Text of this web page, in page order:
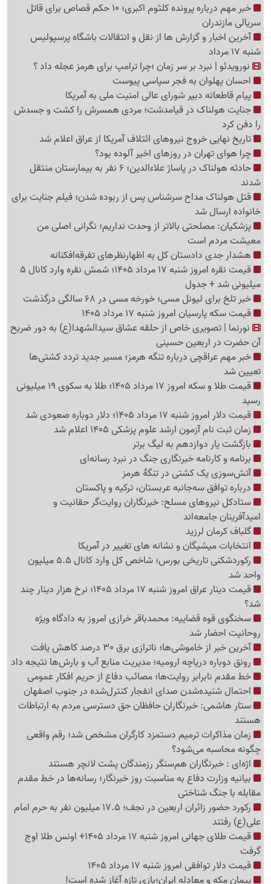
خبر مهم درباره پرونده کلثوم اکبری؛ 10 حکم قصاص برای قاتل
سریالی مازندران
آخرین اخبار و گزارش ها از نقل و انتقالات باشگاه پرسپولیس
شنبه 17 مرداد
نورویدئو | نبرد بر سر زمان ؛چرا ترامپ برای هرمز عجله داد ؟
احسان پهلوان به فجر سپاسی پیوست
پیام قاطعانه دبیر شورای عالی امنیت ملی به آمریکا
جنایت هولناک در قیامدشت؛ مردی همسرش را کشت و جسدش
را دفن کرد
تاریخ نهایی خروج نیروهای ائتلاف آمریکا از عراق اعلام شد
چرا هوای تهران در روزهای اخیر آلوده بود؟
حادثه هولناک در پاساژ علاءالدین؛ 6 نفر به بیمارستان منتقل
شدند
قتل هولناک مداح سرشناس پس از ربوده شدن؛ فیلم جنایت برای
خانواده ارسال شد
پزشکیان: مصلحتی بالاتر از وحدت نداریم؛ نگرانی اصلی من
معیشت مردم است
هشدار جدی دادستان کل به اظهارنظرهای تفرقه‌افکنانه
قیمت نقره امروز شنبه 17 مرداد 1405؛ شمش نقره وارد کانال 5
میلیونی شد + جدول
خبر تلخ برای لیونل مسی؛ خورخه مسی در 68 سالگی درگذشت
قیمت سکه پارسیان امروز شنبه 17 مرداد 1405
نورنما | تصویری خاص از حلقه عشاق سیدالشهدا(ع) به دور ضریح
آن حضرت در اربعین حسینی
خبر مهم عراقچی درباره تنگه هرمز؛ مسیر جدید تردد کشتی‌ها
تعیین شد
قیمت طلا و سکه امروز 17 مرداد 1405؛ طلا به سکوی 19 میلیونی
رسید
قیمت دلار امروز شنبه 17 مرداد 1405؛ دلار دوباره صعودی شد
زمان ثبت نام آزمون ارشد علوم پزشکی 1405 اعلام شد
بازگشت یار دوازدهم به لیگ برتر
برنامه و کارنامه خبرنگاری جنگ در نبرد رسانه‌ای
آتش‌سوزی یک کشتی در تنگهٔ هرمز
درباره توافق سه‌جانبه عربستان، ترکیه و پاکستان
ستادکل نیروهای مسلح: خبرنگاران روایت‌گر حقانیت و
امیدآفرینان جامعه‌اند
گلباف کرمان لرزید
انتخابات میشیگان و نشانه های تغییر در آمریکا
رکوردشکنی تاریخی بورس؛ شاخص کل وارد کانال 5.5 میلیون
واحد شد
قیمت دینار عراق امروز شنبه 17 مرداد 1405؛ نرخ هزار دینار چند
شد؟
سخنگوی قوه قضاییه: محمدباقر خرازی امروز به دادگاه ویژه
روحانیت احضار شد
آخرین خبر از خاموشی‌ها؛ ناترازی برق 30 درصد کاهش یافت
رونق دوباره دریاچه ارومیه؛ مدیریت منابع آب و بارش‌ها نتیجه داد
خط مقدم نابرابر روایت‌ها؛ مصائب دفاع از حریم افکار عمومی
احتمال شنیده‌شدن صدای انفجار کنترل‌شده در جنوب اصفهان
ستار هاشمی: خبرنگاران حافظان حق دسترسی مردم به ارتباطات
هستند
زمان مذاکرات ترمیم دستمزد کارگران مشخص شد؛ رقم واقعی
چگونه محاسبه می‌شود؟
اژه‌ای : خبرنگاران هم‌سنگر رزمندگان پشت لانچر هستند
بیانیه وزارت دفاع به مناسبت روز خبرنگار؛ رسانه‌ها در خط مقدم
مقابله با جنگ شناختی
رکورد حضور زائران اربعین در نجف؛ 17.5 میلیون نفر به حرم امام
علی(ع) رفتند
قیمت طلای جهانی امروز شنبه 17 مرداد 1405+ اونس طلا اوج
گرفت
قیمت دلار توافقی امروز شنبه 17 مرداد 1405
پیمان مکه و معادله ایران؛بازی تازه آغاز شده است!